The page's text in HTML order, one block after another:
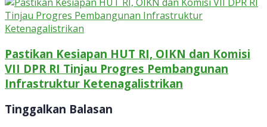
Pastikan Kesiapan HUT RI, OIKN dan Komisi
VII DPR RI Tinjau Progres Pembangunan
Infrastruktur Ketenagalistrikan
Tinggalkan Balasan